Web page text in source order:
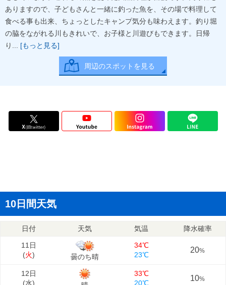
ありますので、子どもさんと一緒に釣った魚を、その場で料理して
食べる事も出来、ちょっとしたキャンプ気分も味わえます。釣り堀
の脇をながれる川もきれいで、お子様と川遊びもできます。日帰
り... [もっと見る]
周辺のスポットを見る
10日間天気
日付 天気 気温 降水確率
11日
(火) 曇のち晴
34℃
23℃
20%
12日
(水)
33℃
20℃
10%